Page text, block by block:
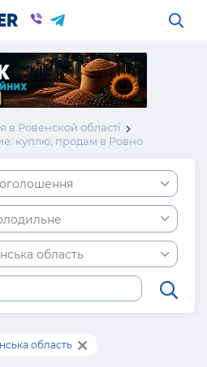
в Ровенской області
куплю, продам в Ровно
оголошення
область
область